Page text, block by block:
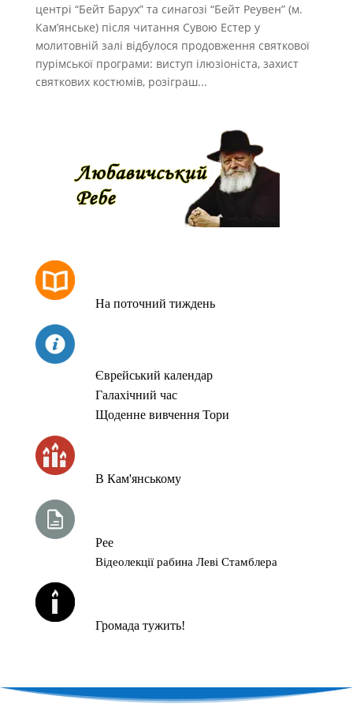
центрі “Бейт Барух” та синагозі “Бейт Реувен” (м.
Кам’янське) після читання Сувою Естер у
молитовній залі відбулося продовження святкової
пурімської програми: виступ ілюзіоніста, захист
святкових костюмів, розіграш...
На поточний тиждень
Єврейський календар
Галахічний час
Щоденне вивчення Тори
В Кам'янському
Рее
Відеолекції рабина Леві Стамблера
Громада тужить!